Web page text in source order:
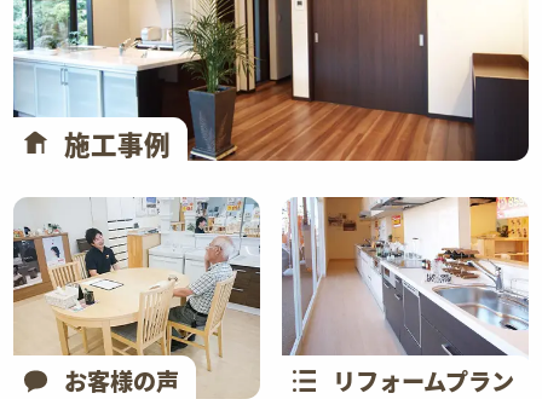
施工事例
お客様の声 リフォームプラン